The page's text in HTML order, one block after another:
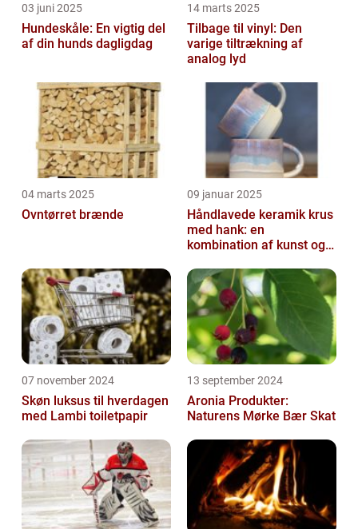
03 juni 2025
Hundeskåle: En vigtig del
af din hunds dagligdag
14 marts 2025
Tilbage til vinyl: Den
varige tiltrækning af
analog lyd
04 marts 2025
Ovntørret brænde
09 januar 2025
Håndlavede keramik krus
med hank: en
kombination af kunst og
07 november 2024
Skøn luksus til hverdagen
med Lambi toiletpapir
13 september 2024
Aronia Produkter:
Naturens Mørke Bær Skat